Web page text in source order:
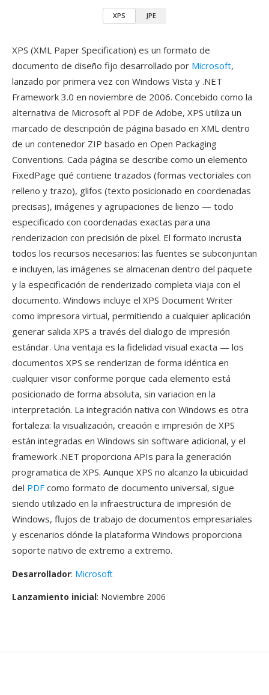
XPS JPE
XPS (XML Paper Specification) es un formato de
documento de diseño fijo desarrollado por Microsoft,
lanzado por primera vez con Windows Vista y .NET
Framework 3.0 en noviembre de 2006. Concebido como la
alternativa de Microsoft al PDF de Adobe, XPS utiliza un
marcado de descripción de página basado en XML dentro
de un contenedor ZIP basado en Open Packaging
Conventions. Cada página se describe como un elemento
FixedPage qué contiene trazados (formas vectoriales con
relleno y trazo), glifos (texto posicionado en coordenadas
precisas), imágenes y agrupaciones de lienzo — todo
especificado con coordenadas exactas para una
renderizacion con precisión de píxel. El formato incrusta
todos los recursos necesarios: las fuentes se subconjuntan
e incluyen, las imágenes se almacenan dentro del paquete
y la especificación de renderizado completa viaja con el
documento. Windows incluye el XPS Document Writer
como impresora virtual, permitiendo a cualquier aplicación
generar salida XPS a través del dialogo de impresión
estándar. Una ventaja es la fidelidad visual exacta — los
documentos XPS se renderizan de forma idéntica en
cualquier visor conforme porque cada elemento está
posicionado de forma absoluta, sin variacion en la
interpretación. La integración nativa con Windows es otra
fortaleza: la visualización, creación e impresión de XPS
están integradas en Windows sin software adicional, y el
framework .NET proporciona APIs para la generación
programatica de XPS. Aunque XPS no alcanzo la ubicuidad
del PDF como formato de documento universal, sigue
siendo utilizado en la infraestructura de impresión de
Windows, flujos de trabajo de documentos empresariales
y escenarios dónde la plataforma Windows proporciona
soporte nativo de extremo a extremo.
Desarrollador: Microsoft
Lanzamiento inicial: Noviembre 2006